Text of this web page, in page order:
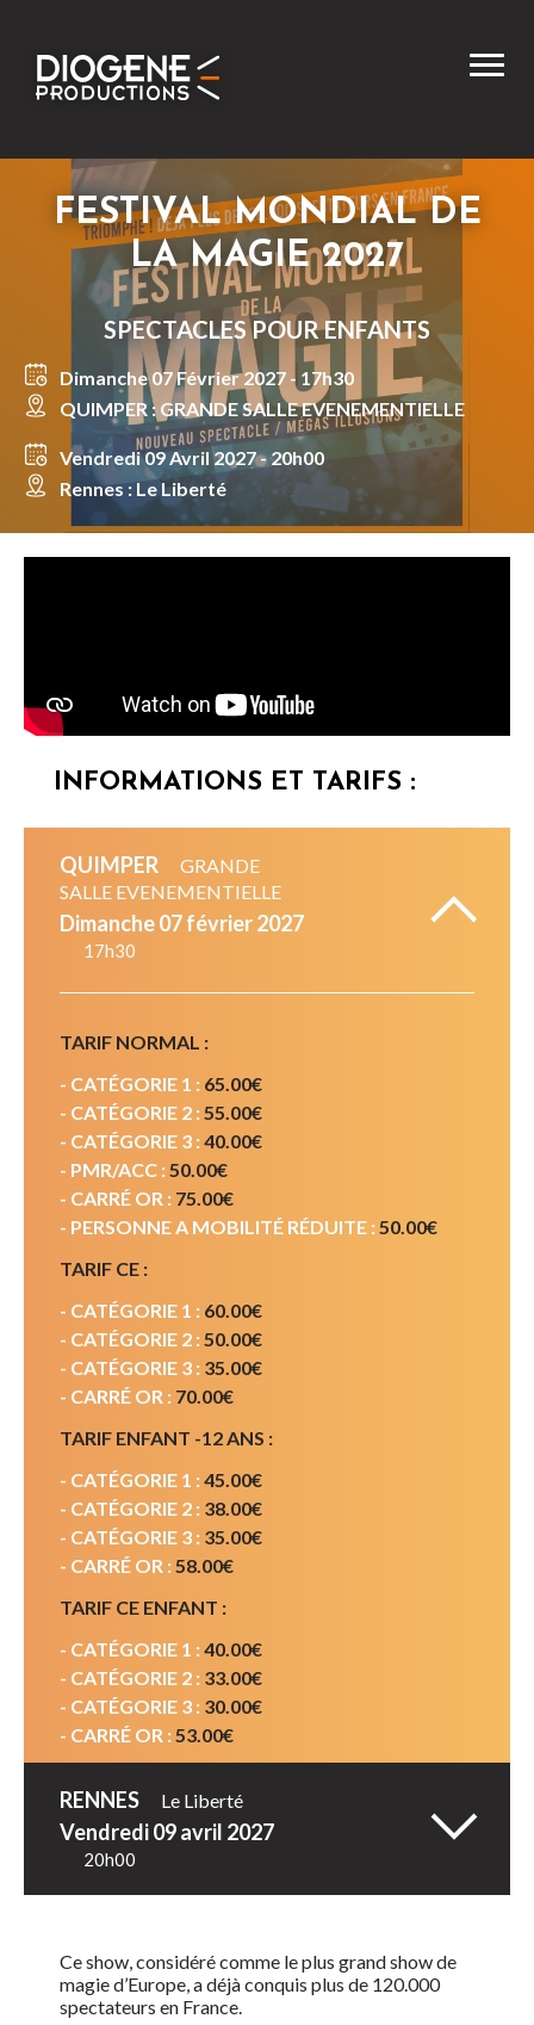
FESTIVAL MONDIAL DE
LA MAGIE 2027
SPECTACLES POUR ENFANTS
Dimanche 07 Février 2027 - 17h30
QUIMPER : GRANDE SALLE EVENEMENTIELLE
Vendredi 09 Avril 2027 - 20h00
Rennes : Le Liberté
INFORMATIONS ET TARIFS :
QUIMPER
GRANDE
SALLE EVENEMENTIELLE
dimanche 07 février 2027
17h30
TARIF NORMAL :
- CATÉGORIE 1 : 65.00€
- CATÉGORIE 2 :55.00€
- CATÉGORIE 3 :40.00€
- PMR/ACC :50.00€
- CARRÉ OR : 75.00€
- PERSONNE A MOBILITÉ RÉDUITE :50.00€
TARIF CE :
- CATÉGORIE 1 : 60.00€
- CATÉGORIE 2 :50.00€
- CATÉGORIE 3 : 35.00€
- CARRÉ OR : 70.00€
TARIF ENFANT -12 ANS :
- CATÉGORIE 1 :45.00€
- CATÉGORIE 2 : 38.00€
- CATÉGORIE 3 : 35.00€
- CARRÉ OR :58.00€
TARIF CE ENFANT :
- CATÉGORIE 1 :40.00€
- CATÉGORIE 2 : 33.00€
- CATÉGORIE 3 : 30.00€
- CARRÉ OR :53.00€
- CATÉGORIE 1 :
50.00€
RENNES Le Liberté
vendredi 09 avril 2027
20h00
Ce show, considéré comme le plus grand show de
magie d’Europe, a déjà conquis plus de 120.000
spectateurs en France.